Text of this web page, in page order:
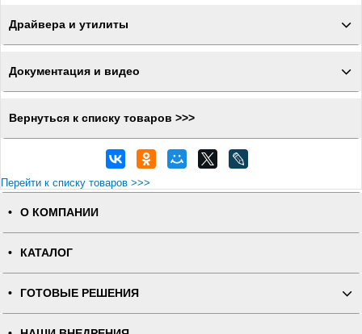
Драйвера и утилиты
Документация и видео
Вернуться к списку товаров >>>
Перейти к списку товаров >>>
О КОМПАНИИ
КАТАЛОГ
ГОТОВЫЕ РЕШЕНИЯ